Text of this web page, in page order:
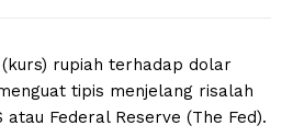
rupiah terhadap dolar
tipis menjelang risalah
Federal Reserve (The Fed).